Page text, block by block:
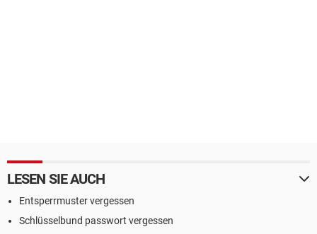
LESEN SIE AUCH
Entsperrmuster vergessen
Schlüsselbund passwort vergessen